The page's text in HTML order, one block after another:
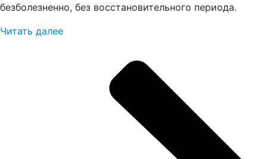
безболезненно, без восстановительного периода.
Читать далее